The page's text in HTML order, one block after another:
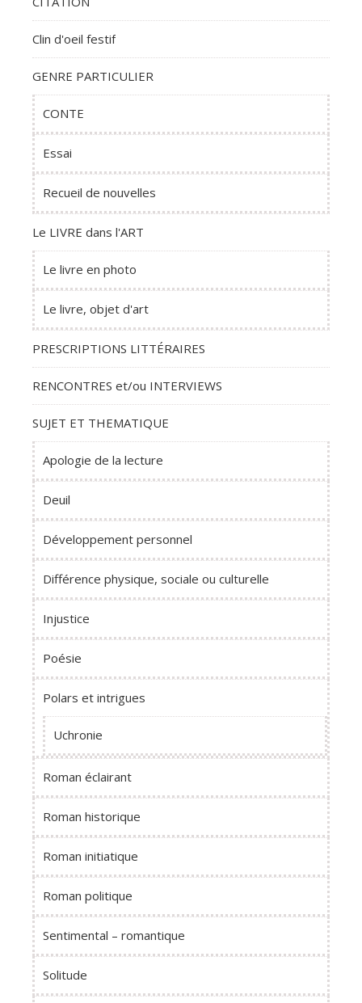
Clin d'oeil festif
GENRE PARTICULIER
CONTE
Essai
Recueil de nouvelles
Le LIVRE dans l'ART
Le livre en photo
Le livre, objet d'art
PRESCRIPTIONS LITTÉRAIRES
RENCONTRES et/ou INTERVIEWS
SUJET ET THEMATIQUE
Apologie de la lecture
Deuil
Développement personnel
Différence physique, sociale ou culturelle
Injustice
Poésie
Polars et intrigues
Uchronie
Roman éclairant
Roman historique
Roman initiatique
Roman politique
Sentimental – romantique
Solitude